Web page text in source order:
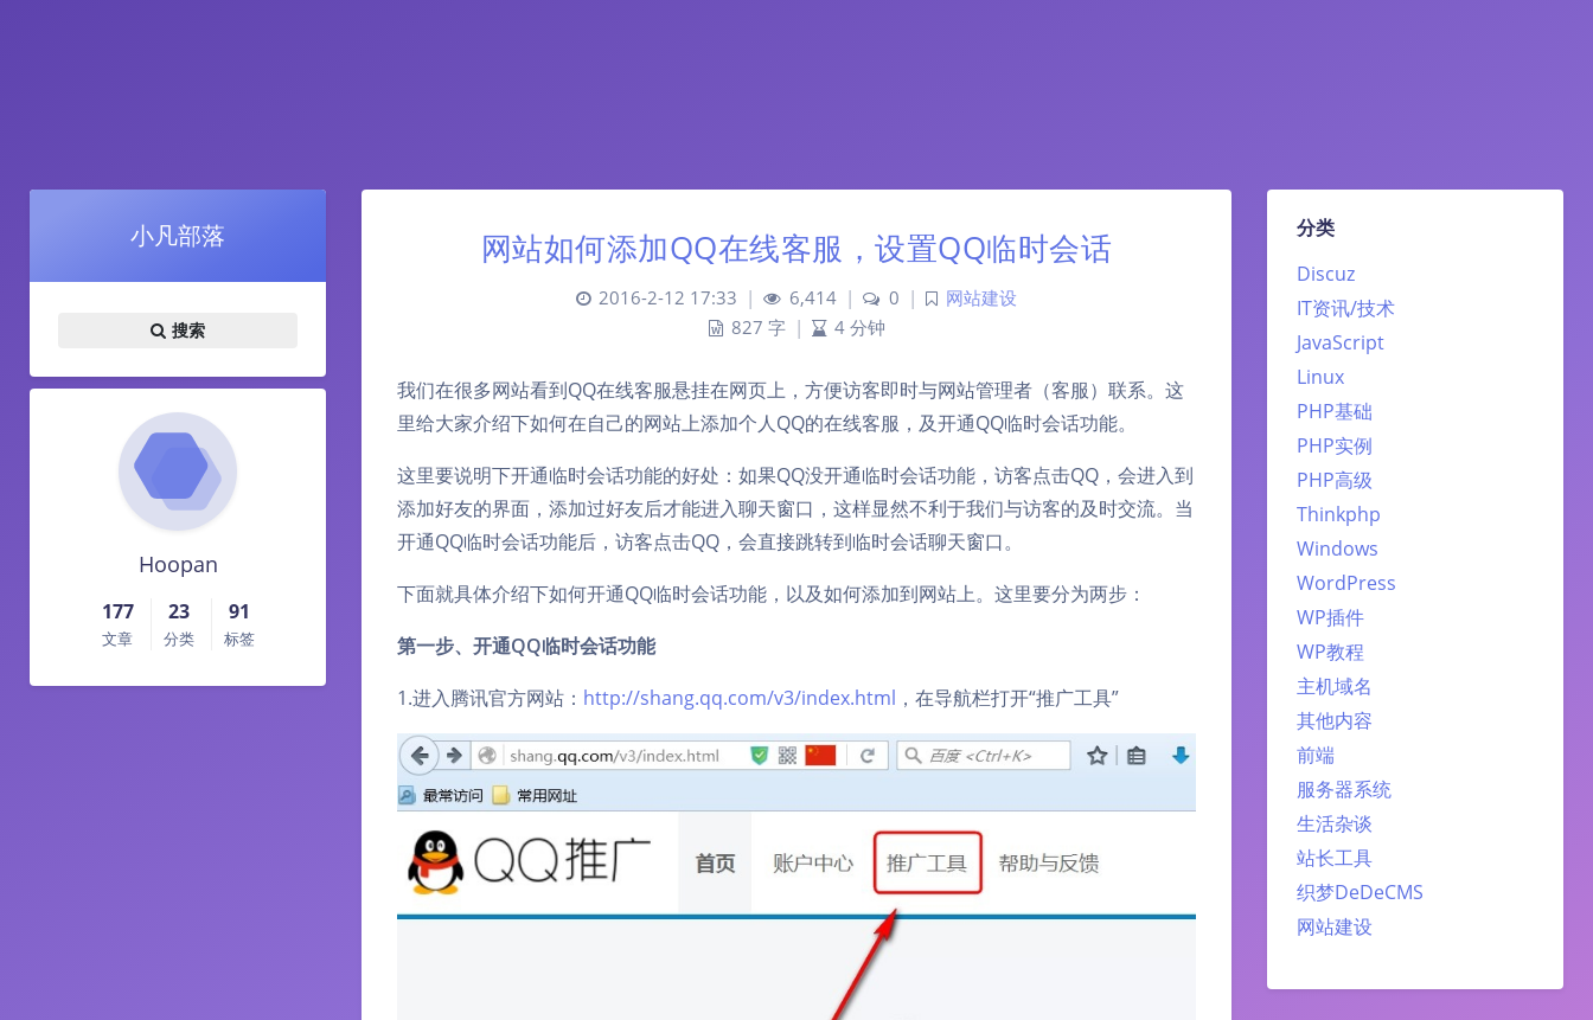
小凡部落
搜索
Hoopan
177
文章
23
分类
91
标签
分类
Discuz
IT资讯/技术
JavaScript
Linux
PHP基础
PHP实例
PHP高级
Thinkphp
Windows
WordPress
WP插件
WP教程
主机域名
其他内容
前端
服务器系统
生活杂谈
站长工具
织梦DeDeCMS
网站建设
网站如何添加QQ在线客服，设置QQ临时会话
2016-2-12 17:33 | 6,414 | 0 |
网站建设
827 字 | 4 分钟
我们在很多网站看到QQ在线客服悬挂在网页上，方便访客即时与网站管理者（客服）联系。这
里给大家介绍下如何在自己的网站上添加个人QQ的在线客服，及开通QQ临时会话功能。
这里要说明下开通临时会话功能的好处：如果QQ没开通临时会话功能，访客点击QQ，会进入到
添加好友的界面，添加过好友后才能进入聊天窗口，这样显然不利于我们与访客的及时交流。当
开通QQ临时会话功能后，访客点击QQ，会直接跳转到临时会话聊天窗口。
下面就具体介绍下如何开通QQ临时会话功能，以及如何添加到网站上。这里要分为两步：
第一步、开通QQ临时会话功能
1.进入腾讯官方网站： http://shang.qq.com/v3/index.html ，在导航栏打开“推广工具”